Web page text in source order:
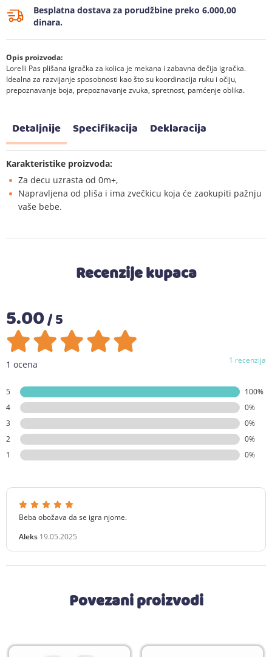
Besplatna dostava za porudžbine preko 6.000,00
dinara.
Opis proizvoda:
Lorelli Pas plišana igračka za kolica je mekana i zabavna dečija igračka.
Idealna za razvijanje sposobnosti kao što su koordinacija ruku i očiju,
prepoznavanje boja, prepoznavanje zvuka, spretnost, pamćenje oblika.
Detaljnije Specifikacija Deklaracija
Karakteristike proizvoda:
Za decu uzrasta od 0m+,
Napravljena od pliša i ima zvečkicu koja će zaokupiti pažnju
vaše bebe.
Recenzije kupaca
5.00/ 5
1 ocena 1 recenzija
5
100%
4
0%
3
0%
2
0%
1
0%
Beba obožava da se igra njome.
Aleks 19.05.2025
Povezani proizvodi